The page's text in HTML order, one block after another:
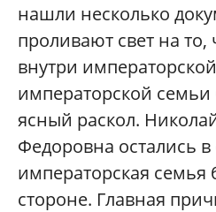
нашли несколько
проливают свет на то,
внутри
императорской
ясный раскол.
Федоровна остались
императорская семья
стороне. Главная